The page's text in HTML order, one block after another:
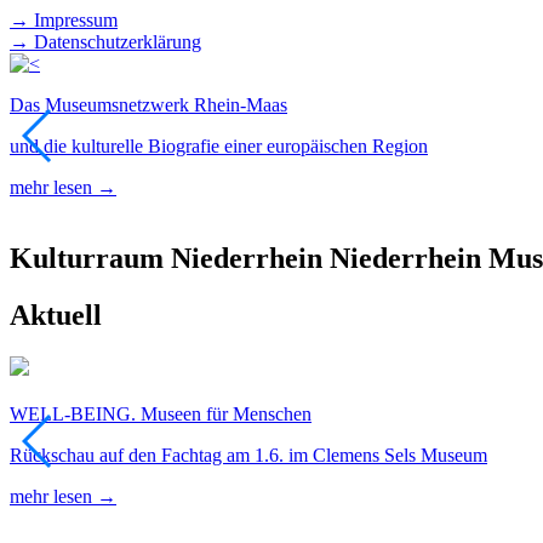
→ Impressum
→ Datenschutzerklärung
Das Museumsnetzwerk Rhein-Maas
und die kulturelle Biografie einer europäischen Region
mehr lesen →
Kulturraum Niederrhein Niederrhein
Aktuell
WELL-BEING. Museen für Menschen
Rückschau auf den Fachtag am 1.6. im Clemens Sels Museum
mehr lesen →